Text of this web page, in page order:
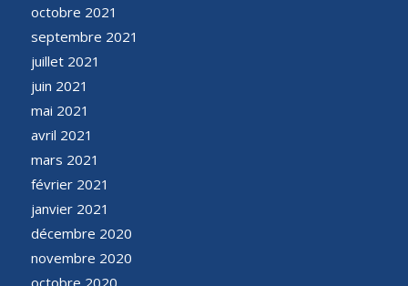
octobre 2021
septembre 2021
juillet 2021
juin 2021
mai 2021
avril 2021
mars 2021
février 2021
janvier 2021
décembre 2020
novembre 2020
octobre 2020